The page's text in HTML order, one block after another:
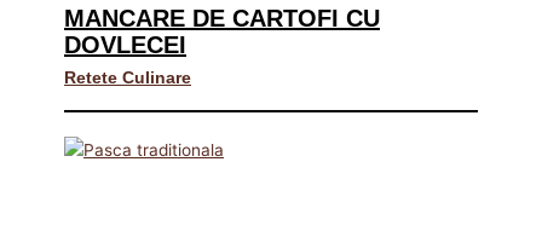
MANCARE DE CARTOFI CU
DOVLECEI
Retete Culinare